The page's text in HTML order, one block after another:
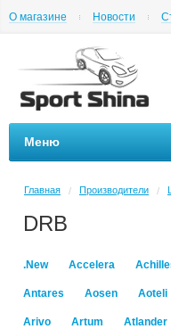
О магазине Новости
Меню
Главная / Производители /
DRB
.New Accelera
Antares Aosen Aoteli
Arivo Artum Atlander